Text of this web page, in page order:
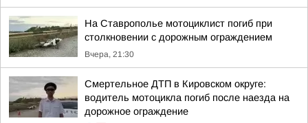
На Ставрополье мотоциклист погиб при
столкновении с дорожным ограждением
Вчера, 21:30
Смертельное ДТП в Кировском округе:
водитель мотоцикла погиб после наезда на
дорожное ограждение